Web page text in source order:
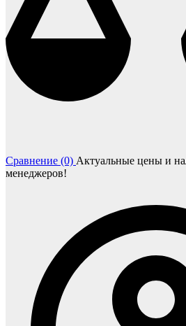
Сравнение (0) Актуальные цены и
менеджеров!